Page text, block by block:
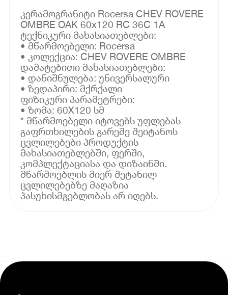
კერამოგრანიტი Rocersa CHEV ROVERE
OMBRE OAK 60x120 RC 36C 1A
ტექნიკური მახასიათებლები:
• მწარმოებელი: Rocersa
• კოლექცია: CHEV ROVERE OMBRE
დამატებითი მახასიათებლები:
• დანიშნულება: უნივერსალური
• ზედაპირი: მქრქალი
ფიზიკური პარამეტრები:
• ზომა: 60X120 სმ
* მწარმოებელი იტოვებს უფლებას
გაფრთხილების გარეშე შეიტანოს
ცვლილებები პროდუქტის
მახასიათებლებში, ფერში,
კომპლექტაციასა და დიზაინში.
მწარმოებლის მიერ შეტანილ
ცვლილებებზე მაღაზია
პასუხისმგებლობას არ იღებს.